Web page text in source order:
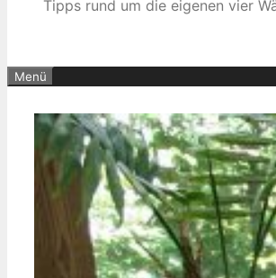
Tipps rund um die eigenen vier
Menü